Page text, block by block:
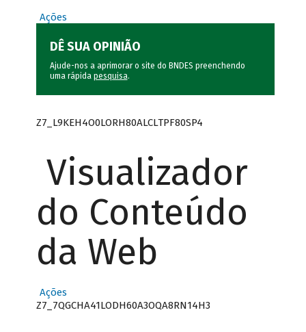
Ações
DÊ SUA OPINIÃO
Ajude-nos a aprimorar o site do BNDES preenchendo
uma rápida pesquisa.
Z7_L9KEH4O0LORH80ALCLTPF80SP4
Visualizador
do Conteúdo
da Web
Ações
Z7_7QGCHA41LODH60A3OQA8RN14H3